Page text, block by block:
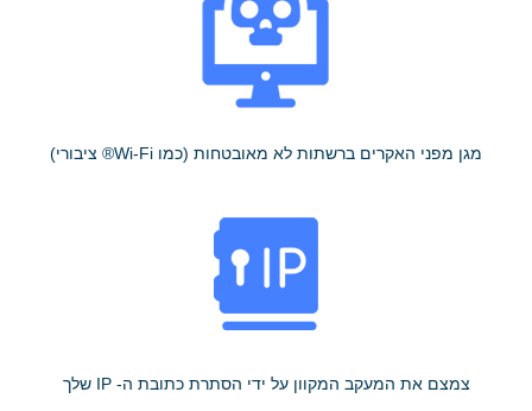
מגן מפני האקרים ברשתות לא מאובטחות (כמו Wi-Fi® ציבורי)
צמצם את המעקב המקוון על ידי הסתרת כתובת ה- IP שלך